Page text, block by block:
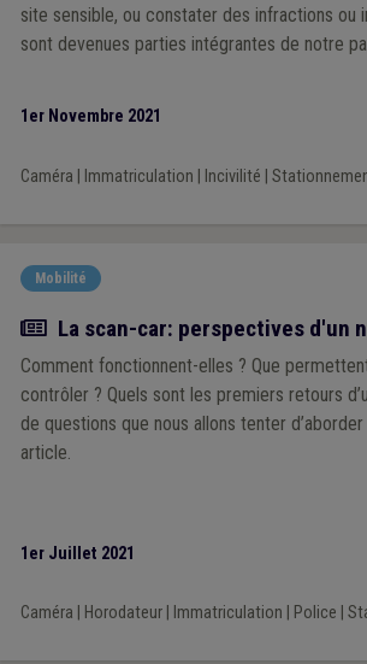
site sensible, ou constater des infractions ou
sont devenues parties intégrantes de notre
mobiles.
1er Novembre 2021
Caméra Immatriculation Incivilité
Mobilité
Article
La scan-car: perspectives d'un
Comment fonctionnent-elles ? Que
contrôler ? Quels sont les premiers retours
de questions que nous allons tenter
article.
1er Juillet 2021
Caméra Horodateur| Immatriculation Police